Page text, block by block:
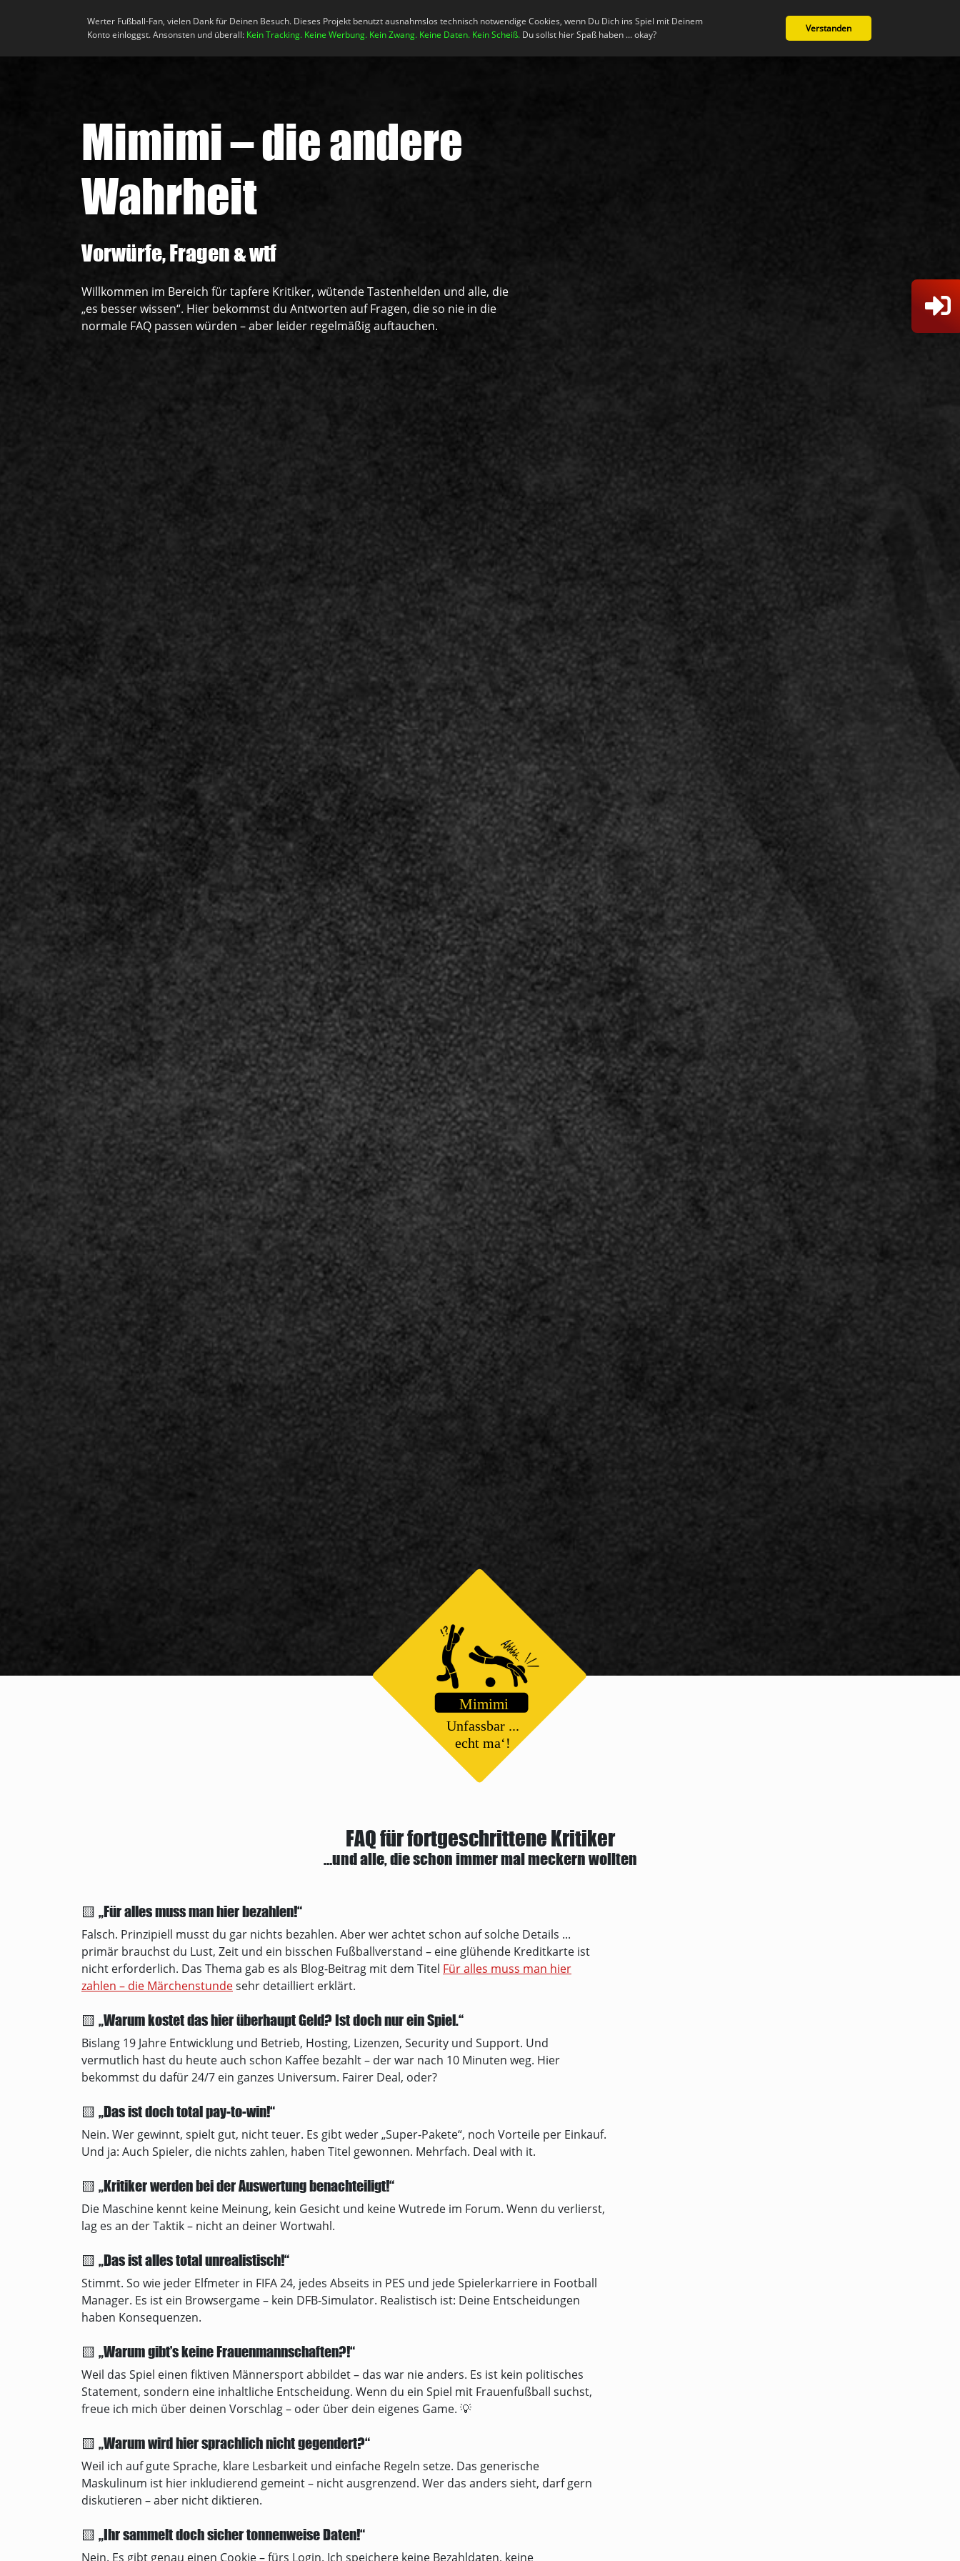
Mein Konto Neuigkeiten Das Spiel! Support Teilen
Mimimi – die andere
Wahrheit
Vorwürfe, Fragen & wtf
Willkommen im Bereich für tapfere Kritiker, wütende Tastenhelden und alle, die
„es besser wissen“. Hier bekommst du Antworten auf Fragen, die so nie in die
normale FAQ passen würden – aber leider regelmäßig auftauchen.
FAQ für fortgeschrittene Kritiker
…und alle, die schon immer mal meckern wollten
🟨 „Für alles muss man hier bezahlen!“
Falsch. Prinzipiell musst du gar nichts bezahlen. Aber wer achtet schon auf solche Details ...
primär brauchst du Lust, Zeit und ein bisschen Fußballverstand – eine glühende Kreditkarte ist
nicht erforderlich. Das Thema gab es als Blog-Beitrag mit dem Titel Für alles muss man hier
zahlen – die Märchenstundesehr detailliert erklärt.
🟨 „Warum kostet das hier überhaupt Geld? Ist doch nur ein Spiel.“
Bislang 19 Jahre Entwicklung und Betrieb, Hosting, Lizenzen, Security und Support. Und
vermutlich hast du heute auch schon Kaffee bezahlt – der war nach 10 Minuten weg. Hier
bekommst du dafür 24/7 ein ganzes Universum. Fairer Deal, oder?
🟨 „Das ist doch total pay-to-win!“
Nein. Wer gewinnt, spielt gut, nicht teuer. Es gibt weder „Super-Pakete“, noch Vorteile per Einkauf.
Und ja: Auch Spieler, die nichts zahlen, haben Titel gewonnen. Mehrfach. Deal with it.
🟨 „Kritiker werden bei der Auswertung benachteiligt!“
Die Maschine kennt keine Meinung, kein Gesicht und keine Wutrede im Forum. Wenn du verlierst,
lag es an der Taktik – nicht an deiner Wortwahl.
🟨 „Das ist alles total unrealistisch!“
Stimmt. So wie jeder Elfmeter in FIFA 24, jedes Abseits in PES und jede Spielerkarriere in Football
Manager. Es ist ein Browsergame – kein DFB-Simulator. Realistisch ist: Deine Entscheidungen
haben Konsequenzen.
🟨 „Warum gibt’s keine Frauenmannschaften?!“
Weil das Spiel einen fiktiven Männersport abbildet – das war nie anders. Es ist kein politisches
Statement, sondern eine inhaltliche Entscheidung. Wenn du ein Spiel mit Frauenfußball suchst,
freue ich mich über deinen Vorschlag – oder über dein eigenes Game. 💡
🟨 „Warum wird hier sprachlich nicht gegendert?“
Weil ich auf gute Sprache, klare Lesbarkeit und einfache Regeln setze. Das generische
Maskulinum ist hier inkludierend gemeint – nicht ausgrenzend. Wer das anders sieht, darf gern
diskutieren – aber nicht diktieren.
🟨 „Ihr sammelt doch sicher tonnenweise Daten!“
Nein. Es gibt genau einen Cookie – fürs Login. Ich speichere keine Bezahldaten, keine
Werter Fußball-Fan, vielen Dank für Deinen Besuch. Dieses Projekt benutzt ausnahmslos technisch notwendige Cookies, wenn Du Dich ins Spiel mit Deinem
Konto einloggst. Ansonsten und überall: Kein Tracking. Keine Werbung. Kein Zwang. Keine Daten. Kein Scheiß. Du sollst hier Spaß haben ... okay?
Verstanden